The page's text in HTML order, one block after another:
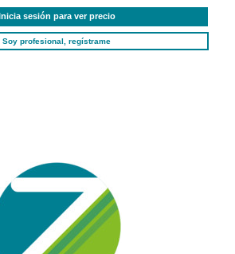
Inicia sesión para ver precio
Soy profesional, regístrame